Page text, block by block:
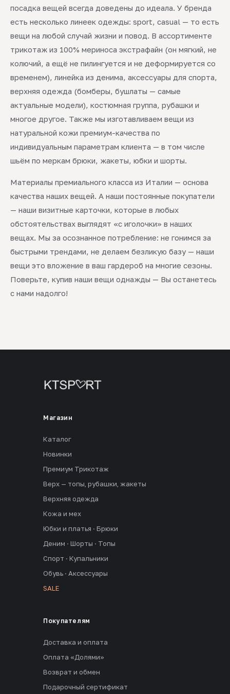
посадка вещей всегда доведены до идеала. У бренда
есть несколько линеек одежды: sport, casual — то есть
вещи на любой случай жизни и повод. В ассортименте
трикотаж из 100% мериноса экстрафайн (он мягкий, не
колючий, а ещё не пилингуется и не деформируется со
временем), линейка из денима, аксессуары для спорта,
верхняя одежда (бомберы, бушлаты — самые
актуальные модели), костюмная группа, рубашки и
многое другое. Также мы изготавливаем вещи из
натуральной кожи премиум-качества по
индивидуальным параметрам клиента — в том числе
шьём по меркам брюки, жакеты, юбки и шорты.
Материалы премиального класса из Италии — основа
качества наших вещей. А наши постоянные покупатели
— наши визитные карточки, которые в любых
обстоятельствах выглядят «с иголочки» в наших
вещах. Мы за осознанное потребление: не гонимся за
быстрыми трендами, не делаем безликую базу — наши
вещи это вложение в ваш гардероб на многие сезоны.
Поверьте, купив наши вещи однажды — Вы останетесь
с нами надолго!
Магазин
Каталог
Новинки
Премиум Трикотаж
Верх — топы, рубашки, жакеты
Верхняя одежда
Кожа и мех
Юбки и платья · Брюки
Деним · Шорты · Топы
Спорт · Купальники
Обувь · Аксессуары
SALE
Покупателям
Доставка и оплата
Оплата «Долями»
Возврат и обмен
Подарочный сертификат